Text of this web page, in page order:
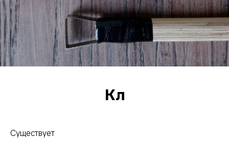
Кл
Существует